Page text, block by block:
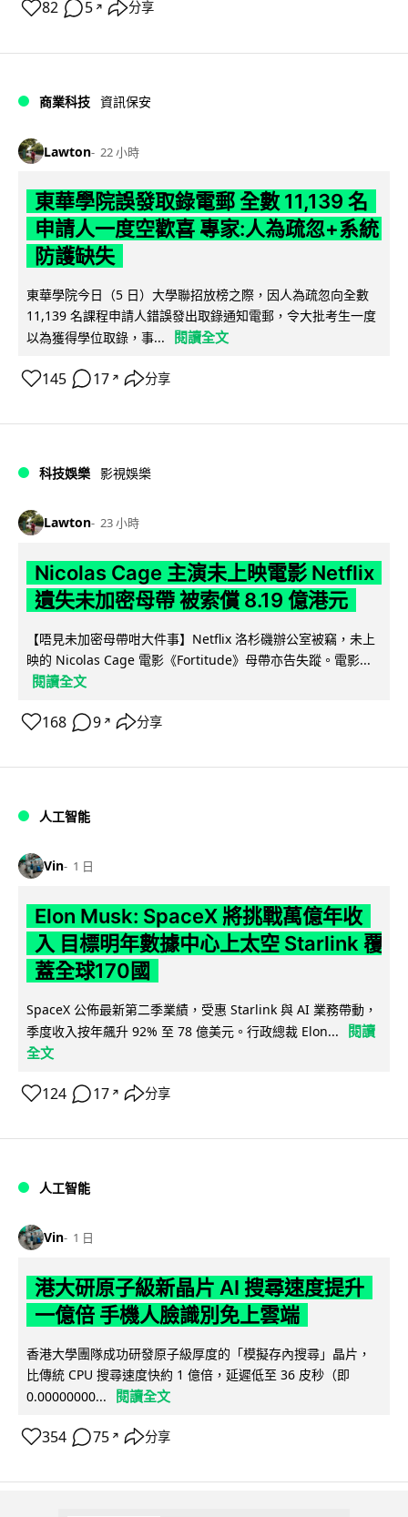
82 5 ↗ 分享
商業科技 資訊保安
Lawton 22 小時
東華學院誤發取錄電郵 全數 11,139 名
申請人一度空歡喜 專家:人為疏忽+系統
防護缺失
東華學院今日（5 日）大學聯招放榜之際，因人為疏忽向全數
11,139 名課程申請人錯誤發出取錄通知電郵，令大批考生一度
以為獲得學位取錄，事...
閱讀全文
145 17 ↗ 分享
科技娛樂 影視娛樂
Lawton 23 小時
Nicolas Cage 主演未上映電影 Netflix
遺失未加密母帶 被索償 8.19 億港元
【唔見未加密母帶咁大件事】Netflix 洛杉磯辦公室被竊，未上
映的 Nicolas Cage 電影《Fortitude》母帶亦告失蹤。電影...
閱讀全文
168 9 ↗ 分享
人工智能
Vin 1 日
Elon Musk: SpaceX 將挑戰萬億年收
入 目標明年數據中心上太空 Starlink 覆
蓋全球170國
SpaceX 公佈最新第二季業績，受惠 Starlink 與 AI 業務帶動，
季度收入按年飆升 92% 至 78 億美元。行政總裁 Elon...
閱讀
全文
124 17 ↗ 分享
人工智能
Vin 1 日
港大研原子級新晶片 AI 搜尋速度提升
一億倍 手機人臉識別免上雲端
香港大學團隊成功研發原子級厚度的「模擬存內搜尋」晶片，
比傳統 CPU 搜尋速度快約 1 億倍，延遲低至 36 皮秒（即
0.00000000...
閱讀全文
354 75 ↗ 分享